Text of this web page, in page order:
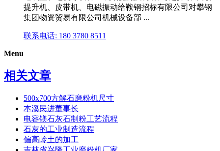
提升机、皮带机、电磁振动给鞍钢招标有限公司对攀钢
集团物资贸易有限公司机械设备部 ...
联系电话: 180 3780 8511
Menu
相关文章
500x700方解石磨粉机尺寸
本溪民进董事长
电容镁石灰石制粉工艺流程
石灰的工业制造流程
偏高岭土的加工